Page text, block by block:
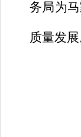
务局为
质量发展